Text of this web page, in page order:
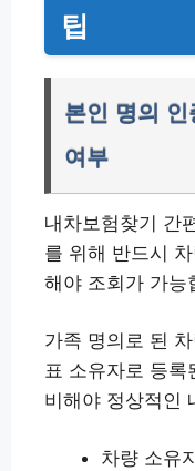
팁
본인 명의 인
여부
내차보험찾기 간
를 위해 반드시
해야 조회가 가능
가족 명의로 된
표 소유자로 등록
비해야 정상적인
차량 소유